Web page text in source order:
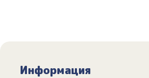
Информация